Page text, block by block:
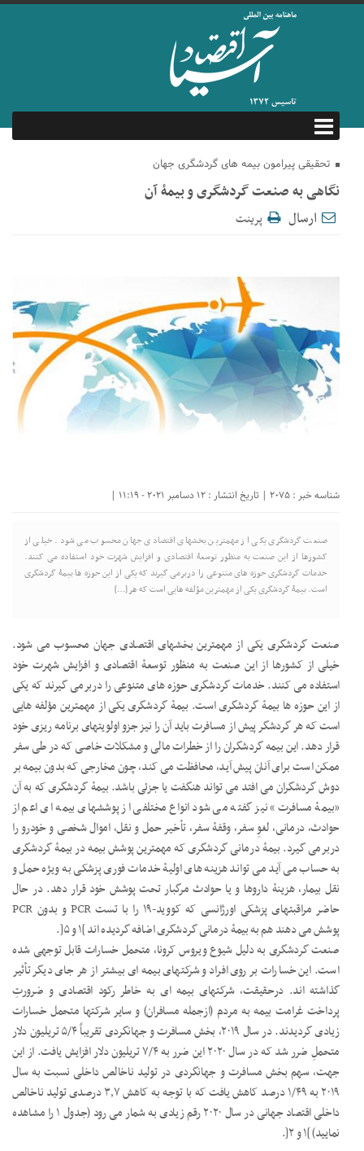
تحقیقی پیرامون بیمه های گردشگری جهان
نگاهی به صنعت گردشگری و بیمۀ آن
ارسال
پرینت
شناسه خبر : 2075 | تاریخ انتشار : 12 دسامبر 2021 - 11:19 |
صنعت گردشگری یکی از مهمترین بخشهای اقتصادی جهان محسوب می شود. خیلی از
کشورها از این صنعت به منظور توسعۀ اقتصادی و افزایش شهرت خود استفاده می کنند.
خدمات گردشگری حوزه های متنوعی را دربرمی گیرند که یکی از این حوزه ها بیمۀ گردشگری
است. بیمۀ گردشگری یکی از مهمترین مؤلفه هایی است که هر […]
صنعت گردشگری یکی از مهمترین بخشهای اقتصادی جهان محسوب می شود.
خیلی از کشورها از این صنعت به منظور توسعۀ اقتصادی و افزایش شهرت خود
استفاده می کنند. خدمات گردشگری حوزه های متنوعی را دربرمی گیرند که یکی
از این حوزه ها بیمۀ گردشگری است. بیمۀ گردشگری یکی از مهمترین مؤلفه هایی
است که هر گردشگر پیش از مسافرت باید آن را نیز جزو اولویتهای برنامه ریزی خود
قرار دهد. این بیمه گردشگران را از خطرات مالی و مشکلات خاصی که در طی سفر
ممکن است برای آنان پیش آید، محافظت می کند، چون مخارجی که بدون بیمه بر
دوش گردشگران می افتد می تواند هنگفت یا جزئی باشد. بیمۀ گردشگری که به آن
«بیمۀ مسافرت» نیز گفته می شود انواع مختلفی از پوششهای بیمه ای اعم از
حوادث، درمانی، لغوِ سفر، وقفۀ سفر، تأخیر حمل و نقل، اموال شخصی و خودرو را
دربرمی گیرد. بیمۀ درمانی گردشگری که مهمترین پوشش بیمه در بیمۀ گردشگری
به حساب می آید می تواند هزینه های اولیۀ خدمات فوری پزشکی به ویژه حمل و
نقل بیمار، هزینۀ داروها و یا حوادث مرگبار تحت پوشش خود قرار دهد. در حال
حاضر مراقبتهای پزشکی اورژانسی که کووید-۱۹ را با تست PCR و بدون PCR
پوشش می دهند هم به بیمۀ درمانی گردشگری اضافه گردیده اند ]۱ و ۵[.
صنعت گردشگری به دلیل شیوع ویروس کرونا، متحمل خسارات قابل توجهی شده
است. این خسارات بر روی افراد و شرکتهای بیمه ای بیشتر از هر جای دیگر تأثیر
گذاشته اند. درحقیقت، شرکتهای بیمه ای به خاطر رکود اقتصادی و ضرورتِ
پرداخت غرامت بیمه به مردم (ازجمله مسافران) و سایر شرکتها متحمل خسارات
زیادی گردیدند. در سال ۲۰۱۹، بخش مسافرت و جهانگردی تقریباً ۵/۴ تریلیون دلار
متحملِ ضرر شد که در سال ۲۰۲۰ این ضرر به ۷/۴ تریلیون دلار افزایش یافت. از این
جهت، سهم بخش مسافرت و جهانگردی در تولید ناخالص داخلی نسبت به سال
۲۰۱۹ به ۱/۴۹ درصد کاهش یافت که با توجه به کاهش ۳٫۷ درصدی تولید ناخالص
داخلی اقتصاد جهانی در سال ۲۰۲۰ رقم زیادی به شمار می رود (جدول ۱ را مشاهده
نمایید) ]۱ و ۲[.